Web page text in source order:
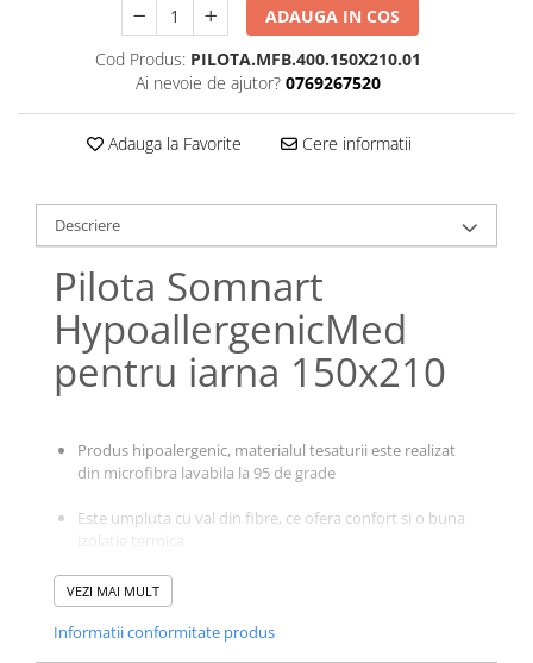
Normal - fara elastic
Neagra
Gri
Mov
Rosie
Verde
Cu dungi
Cu pisici
ADAUGA IN COS
Cod Produs: PILOTA.MFB.400.150X210.01
Ai nevoie de ajutor? 0769267520
Adauga la Favorite Cere informatii
Descriere
Pilota Somnart
HypoallergenicMed
pentru iarna 150x210
Produs hipoalergenic, materialul tesaturii este realizat
din microfibra lavabila la 95 de grade
Este umpluta cu val din fibre, ce ofera confort si o buna
izolatie termica
Se comporta foarte bine dupa spalare, avand contractii
foarte reduse si isi mentine forma si calitatile initiale
VEZI MAI MULT
Informatii conformitate produs